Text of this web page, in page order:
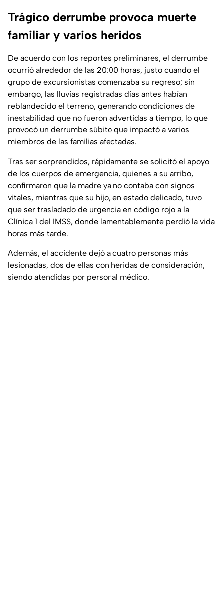
Trágico derrumbe provoca muerte
familiar y varios heridos
De acuerdo con los reportes preliminares, el derrumbe
ocurrió alrededor de las 20:00 horas, justo cuando el
grupo de excursionistas comenzaba su regreso; sin
embargo, las lluvias registradas días antes habían
reblandecido el terreno, generando condiciones de
inestabilidad que no fueron advertidas a tiempo, lo que
provocó un derrumbe súbito que impactó a varios
miembros de las familias afectadas.
Tras ser sorprendidos, rápidamente se solicitó el apoyo
de los cuerpos de emergencia, quienes a su arribo,
confirmaron que la madre ya no contaba con signos
vitales, mientras que su hijo, en estado delicado, tuvo
que ser trasladado de urgencia en código rojo a la
Clínica 1 del IMSS, donde lamentablemente perdió la vida
horas más tarde.
Además, el accidente dejó a cuatro personas más
lesionadas, dos de ellas con heridas de consideración,
siendo atendidas por personal médico.